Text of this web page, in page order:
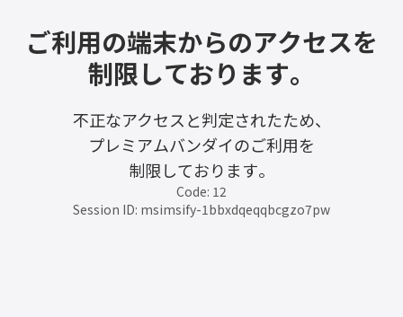
ご利用の端末からのアクセスを
制限しております。
不正なアクセスと判定されたため、
プレミアムバンダイのご利用を
制限しております。
Code: 12
Session ID: msimsify-1bbxdqeqqbcgzo7pw